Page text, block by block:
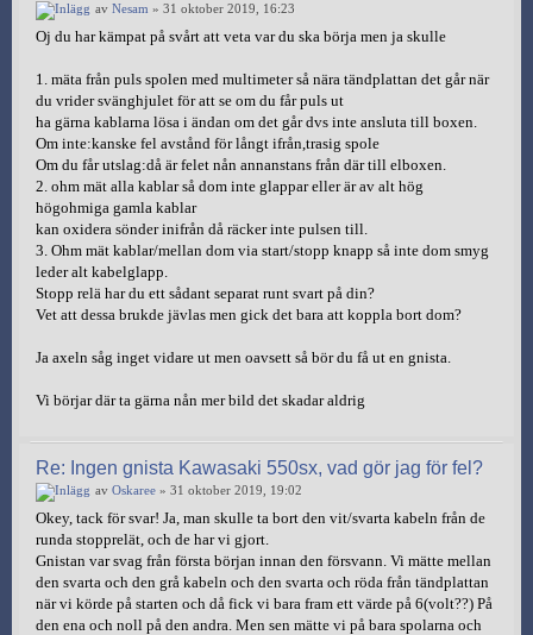
av Nesam » 31 oktober 2019, 16:23
Oj du har kämpat på svårt att veta var du ska börja men ja skulle
1. mäta från puls spolen med multimeter så nära tändplattan det går när
du vrider svänghjulet för att se om du får puls ut
ha gärna kablarna lösa i ändan om det går dvs inte ansluta till boxen.
Om inte:kanske fel avstånd för långt ifrån,trasig spole
Om du får utslag:då är felet nån annanstans från där till elboxen.
2. ohm mät alla kablar så dom inte glappar eller är av alt hög
högohmiga gamla kablar
kan oxidera sönder inifrån då räcker inte pulsen till.
3. Ohm mät kablar/mellan dom via start/stopp knapp så inte dom smyg
leder alt kabelglapp.
Stopp relä har du ett sådant separat runt svart på din?
Vet att dessa brukde jävlas men gick det bara att koppla bort dom?
Ja axeln såg inget vidare ut men oavsett så bör du få ut en gnista.
Vi börjar där ta gärna nån mer bild det skadar aldrig
Re: Ingen gnista Kawasaki 550sx, vad gör jag för fel?
av Oskaree » 31 oktober 2019, 19:02
Okey, tack för svar! Ja, man skulle ta bort den vit/svarta kabeln från de
runda stopprelät, och de har vi gjort.
Gnistan var svag från första början innan den försvann. Vi mätte mellan
den svarta och den grå kabeln och den svarta och röda från tändplattan
när vi körde på starten och då fick vi bara fram ett värde på 6(volt??) På
den ena och noll på den andra. Men sen mätte vi på bara spolarna och